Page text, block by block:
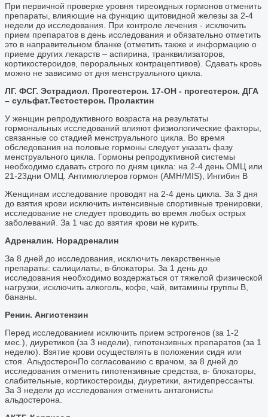
При первичной проверке уровня тиреоидных гормонов отменить
препараты, влияющие на функцию щитовидной железы за 2-4
недели до исследования. При контроле лечения - исключить
прием препаратов в день исследования и обязательно отметить
это в направительном бланке (отметить также и информацию о
приеме других лекарств – аспирина, транквилизаторов,
кортикостероидов, пероральных контрацептивов). Сдавать кровь
можно не зависимо от дня менструального цикла.
ЛГ. ФСГ. Эстрадиол. Прогестерон. 17-ОН - прогестерон. ДГА
– сульфат.Тестостерон. Пролактин
У женщин репродуктивного возраста на результаты
гормональных исследований влияют физиологические факторы,
cвязанные со стадией менструального цикла. Во время
обследования на половые гормоны следует указать фазу
менструального цикла. Гормоны репродуктивной системы
необходимо сдавать строго по дням цикла: на 2-4 день ОМЦ или
21-23дни ОМЦ. Антимюллеров гормон (AMH/MIS), Ингибин B
Женщинам исследование проводят на 2-4 день цикла. За 3 дня
до взятия крови исключить интенсивные спортивные тренировки,
исследование не следует проводить во время любых острых
заболеваний. За 1 час до взятия крови не курить.
Адреналин. Норадреналин
За 8 дней до исследования, исключить лекарственные
препараты: салицилаты, в-блокаторы. За 1 день до
исследования необходимо воздержаться от тяжелой физической
нагрузки, исключить алкоголь, кофе, чай, витамины группы В,
бананы.
Ренин. Ангиотензин
Перед исследованием исключить прием эстрогенов (за 1-2
мес.), диуретиков (за 3 недели), гипотензивных препаратов (за 1
неделю). Взятие крови осуществлять в положении сидя или
стоя. АльдостеронПо согласованию с врачом, за 8 дней до
исследования отменить гипотензивные средства, в- блокаторы,
слабительные, кортикостероиды, диуретики, антидепрессанты.
За 3 недели до исследования отменить антагонисты
альдостерона.